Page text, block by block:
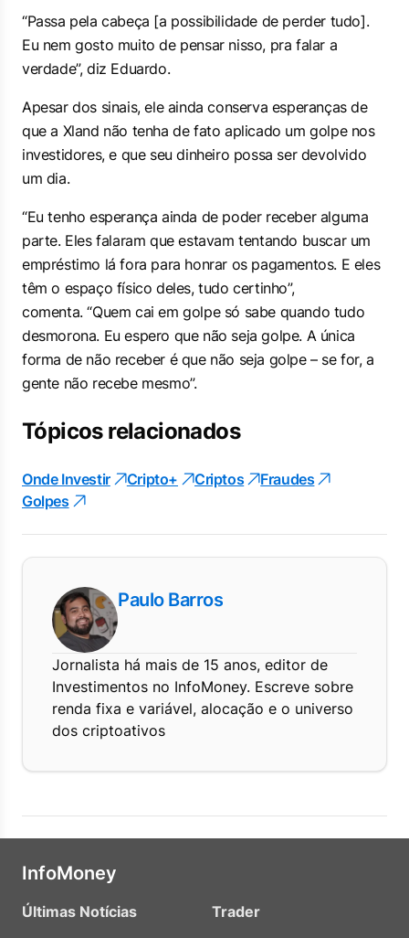
“Passa pela cabeça [a possibilidade de perder tudo].
Eu nem gosto muito de pensar nisso, pra falar a
verdade”, diz Eduardo.
Apesar dos sinais, ele ainda conserva esperanças de
que a Xland não tenha de fato aplicado um golpe nos
investidores, e que seu dinheiro possa ser devolvido
um dia.
“Eu tenho esperança ainda de poder receber alguma
parte. Eles falaram que estavam tentando buscar um
empréstimo lá fora para honrar os pagamentos. E eles
têm o espaço físico deles, tudo certinho”,
comenta. “Quem cai em golpe só sabe quando tudo
desmorona. Eu espero que não seja golpe. A única
forma de não receber é que não seja golpe – se for, a
gente não recebe mesmo”.
Tópicos relacionados
Onde Investir Cripto+ Criptos
Fraudes
Golpes
Paulo Barros
Jornalista há mais de 15 anos, editor de
Investimentos no InfoMoney. Escreve sobre
renda fixa e variável, alocação e o universo
dos criptoativos
InfoMoney
Últimas Notícias
Trader